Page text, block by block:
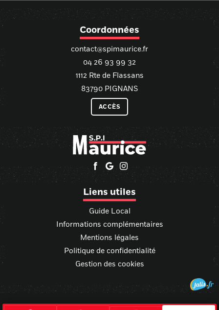
Coordonnées
contact@spimaurice.fr
04 26 93 99 32
1112 Rte de Flassans
83790 PIGNANS
ACCÈS
Liens utiles
Guide Local
Informations complémentaires
Mentions légales
Politique de confidentialité
Gestion des cookies